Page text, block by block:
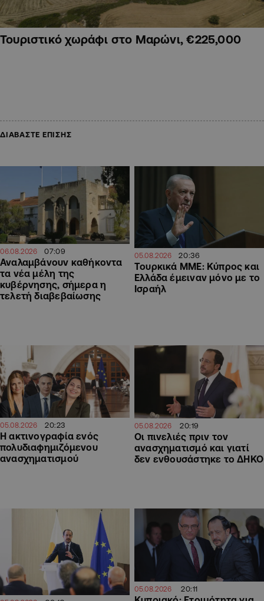
Τουριστικό χωράφι στο Μαρώνι, €225,000
ΔΙΑΒΑΣΤΕ ΕΠΙΣΗΣ
06.08.2026 07:09
Αναλαμβάνουν καθήκοντα
τα νέα μέλη της
κυβέρνησης, σήμερα η
τελετή διαβεβαίωσης
05.08.2026 20:36
Τουρκικά ΜΜΕ: Κύπρος και
Ελλάδα έμειναν μόνο με το
Ισραήλ
05.08.2026 20:23
Η ακτινογραφία ενός
πολυδιαφημιζόμενου
ανασχηματισμού
05.08.2026 20:19
Οι πινελιές πριν τον
ανασχηματισμό και γιατί
δεν ενθουσάστηκε το ΔΗΚΟ
05.08.2026 20:11